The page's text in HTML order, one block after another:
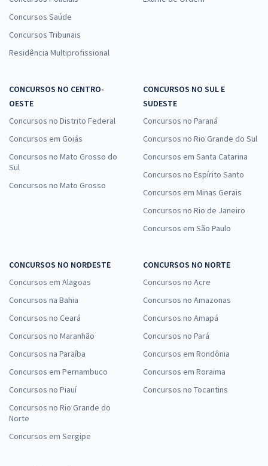
Concursos Saúde
Concursos Tribunais
Residência Multiprofissional
CONCURSOS NO CENTRO-
OESTE
Concursos no Distrito Federal
Concursos em Goiás
Concursos no Mato Grosso do
Sul
Concursos no Mato Grosso
CONCURSOS NO SUL E
SUDESTE
Concursos no Paraná
Concursos no Rio Grande do Sul
Concursos em Santa Catarina
Concursos no Espírito Santo
Concursos em Minas Gerais
Concursos no Rio de Janeiro
Concursos em São Paulo
CONCURSOS NO NORDESTE
Concursos em Alagoas
Concursos na Bahia
Concursos no Ceará
Concursos no Maranhão
Concursos na Paraíba
Concursos em Pernambuco
Concursos no Piauí
Concursos no Rio Grande do
Norte
Concursos em Sergipe
CONCURSOS NO NORTE
Concursos no Acre
Concursos no Amazonas
Concursos no Amapá
Concursos no Pará
Concursos em Rondônia
Concursos em Roraima
Concursos no Tocantins